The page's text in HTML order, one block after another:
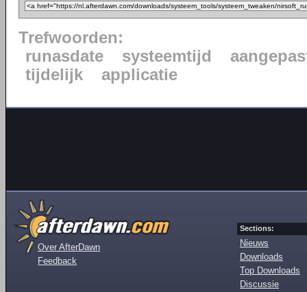
Trefwoorden:
runasdate
systeemtijd
tijdelijk
applicatie
Over AfterDawn
Feedback
Sections:
Nieuws
Downloads
Top Downloads
Discussie